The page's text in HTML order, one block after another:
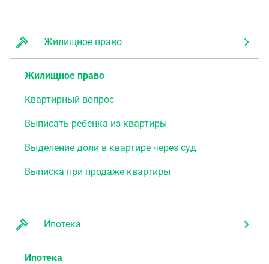
Жилищное право
Жилищное право
Квартирный вопрос
Выписать ребенка из квартиры
Выделение доли в квартире через суд
Выписка при продаже квартиры
Ипотека
Ипотека